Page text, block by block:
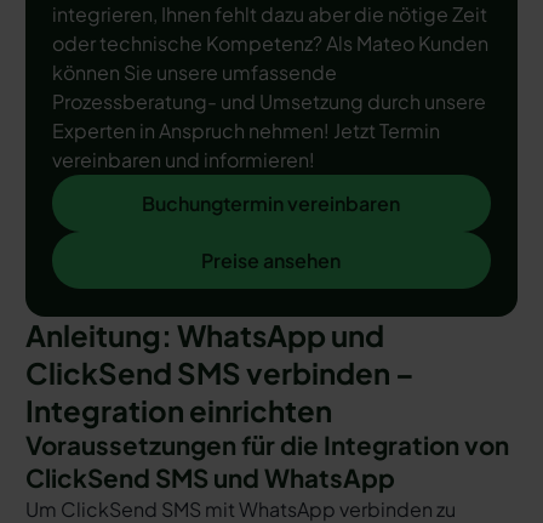
integrieren, Ihnen fehlt dazu aber die nötige Zeit
oder technische Kompetenz? Als Mateo Kunden
können Sie unsere umfassende
Prozessberatung- und Umsetzung durch unsere
Experten in Anspruch nehmen! Jetzt Termin
vereinbaren und informieren!
Buchungtermin vereinbaren
Buchungtermin vereinbaren
Preise ansehen
Preise ansehen
Anleitung: WhatsApp und
ClickSend SMS verbinden –
Integration einrichten
Voraussetzungen für die Integration von
ClickSend SMS und WhatsApp
Um ClickSend SMS mit WhatsApp verbinden zu